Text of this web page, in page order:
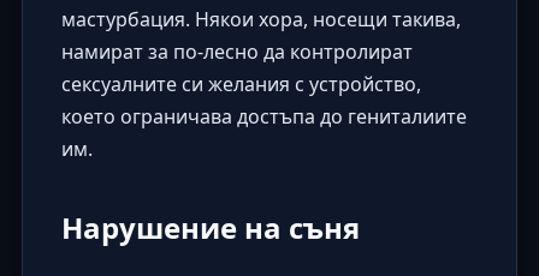
мастурбация. Някои хора, носещи такива,
намират за по-лесно да контролират
сексуалните си желания с устройство,
което ограничава достъпа до гениталиите
им.
Нарушение на съня